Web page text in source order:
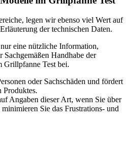
legen wir ebenso viel Wert auf
der technischen Daten.
eine nützliche Information,
Sachgemäßen Handhabe der
Grillpfanne Test bei.
oder Sachschäden und fördert
Produktes.
Angaben dieser Art, wenn Sie über
Sie das Frustrations- und